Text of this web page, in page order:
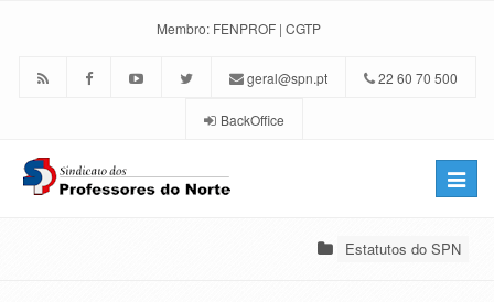
Membro: FENPROF | CGTP
geral@spn.pt 22 60 70 500
BackOffice
Toggle
Estatutos do SPN